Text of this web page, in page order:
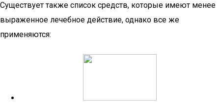
Существует также список средств, которые имеют менее
выраженное лечебное действие, однако все же
применяются: